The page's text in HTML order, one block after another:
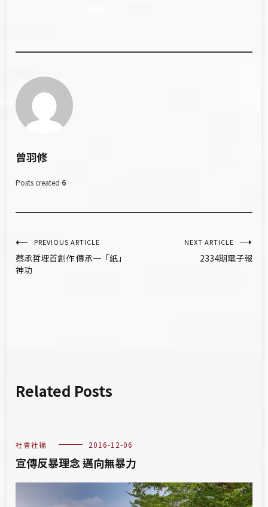
曾羽修
Posts created 6
文
章
PREVIOUS ARTICLE
蔡承哲埋首創作 傳承一「紙」
神功
NEXT ARTICLE
2334期電子報
Related Posts
社會社福 2016-12-06
宣傳反暴理念 邁向無暴力